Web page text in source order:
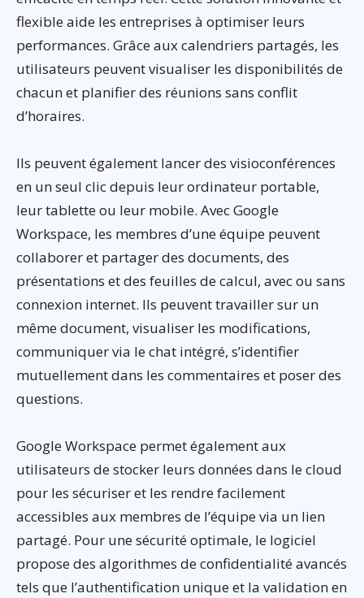
flexible aide les entreprises à optimiser leurs
performances. Grâce aux calendriers partagés, les
utilisateurs peuvent visualiser les disponibilités de
chacun et planifier des réunions sans conflit
d’horaires.
Ils peuvent également lancer des visioconférences
en un seul clic depuis leur ordinateur portable,
leur tablette ou leur mobile. Avec Google
Workspace, les membres d’une équipe peuvent
collaborer et partager des documents, des
présentations et des feuilles de calcul, avec ou sans
connexion internet. Ils peuvent travailler sur un
même document, visualiser les modifications,
communiquer via le chat intégré, s’identifier
mutuellement dans les commentaires et poser des
questions.
Google Workspace permet également aux
utilisateurs de stocker leurs données dans le cloud
pour les sécuriser et les rendre facilement
accessibles aux membres de l’équipe via un lien
partagé. Pour une sécurité optimale, le logiciel
propose des algorithmes de confidentialité avancés
tels que l’authentification unique et la validation en